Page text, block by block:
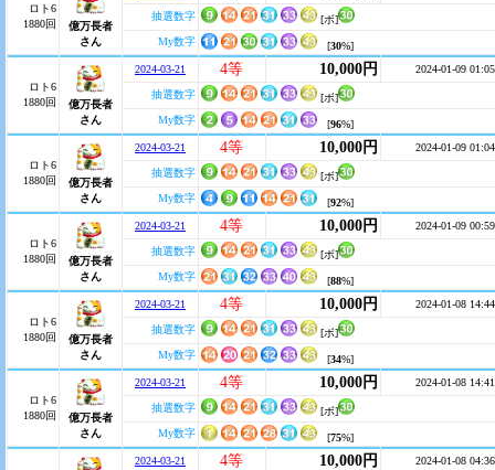
ロト6
1880回
億万長者
さん
抽選数字
[ボ]
My数字
[30%]
ロト6
1880回
億万長者
さん
2024-03-21 4等 10,000円 2024-01-09 01:05
抽選数字
[ボ]
My数字
[96%]
ロト6
1880回
億万長者
さん
2024-03-21 4等 10,000円 2024-01-09 01:04
抽選数字
[ボ]
My数字
[92%]
ロト6
1880回
億万長者
さん
2024-03-21 4等 10,000円 2024-01-09 00:59
抽選数字
[ボ]
My数字
[88%]
ロト6
1880回
億万長者
さん
2024-03-21 4等 10,000円 2024-01-08 14:44
抽選数字
[ボ]
My数字
[34%]
ロト6
1880回
億万長者
さん
2024-03-21 4等 10,000円 2024-01-08 14:41
抽選数字
[ボ]
My数字
[75%]
2024-03-21 4等 10,000円 2024-01-08 04:36